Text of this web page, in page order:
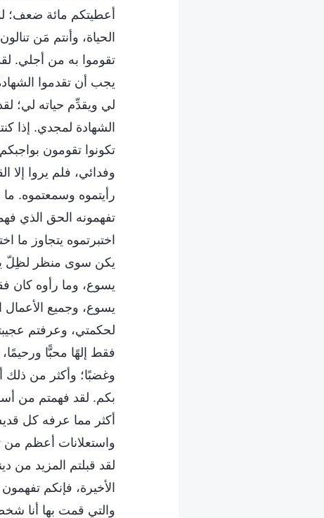
أعطيتكم مائة ضعف؛
الحياة، وأنتم مَن
تقوموا به من أجلي.
يجب أن تقدموا
لي ويقدِّم حياته لي؛
الشهادة لمجدي. إذا
تكونوا تقومون
وفدائي، فلم يروا
رأيتموه وسمعتموه. ما
تفهمونه الحق الذي
اختبرتموه يتجاوز
يكن سوى منظر لظِلّ
يسوع، وما رأوه كان
يسوع، وجميع الأعمال
لحكمتي، وعرفتم
فقط إلهًا محبًّا
وغضبًا؛ وأكثر من
بكم. لقد فهمتم من
أكثر مما عرفه كل
واستعلانات أعظم من
لقد قبلتم المزيد من
الأخيرة، فإنكم
والتي قمت بها أنا